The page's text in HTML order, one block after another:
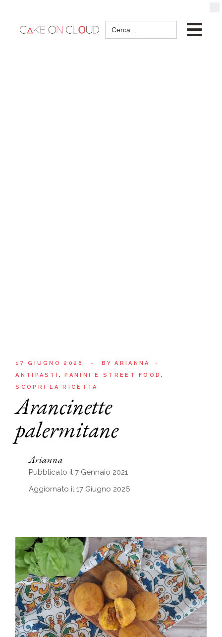
Search
for:
17 GIUGNO 2026 BY
ARIANNA
ANTIPASTI
PANINI E STREET FOOD
SCOPRI LA RICETTA
Arancinette
palermitane
Arianna
Pubblicato il 7 Gennaio 2021
Aggiornato il 17 Giugno 2026